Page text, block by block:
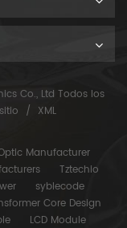
Co., Ltd Todos los
/ XML
Manufacturer
Tztechio
syblecode
Core Design
LCD Module